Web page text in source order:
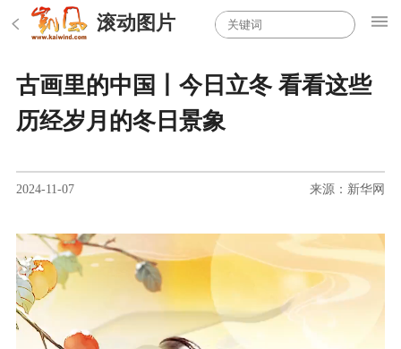
滚动图片
古画里的中国丨今日立冬 看看这些
历经岁月的冬日景象
2024-11-07 来源：新华网